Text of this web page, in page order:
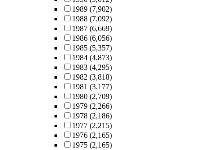
1989 (7,902)
1988 (7,092)
1987 (6,669)
1986 (6,056)
1985 (5,357)
1984 (4,873)
1983 (4,295)
1982 (3,818)
1981 (3,177)
1980 (2,709)
1979 (2,266)
1978 (2,186)
1977 (2,215)
1976 (2,165)
1975 (2,165)